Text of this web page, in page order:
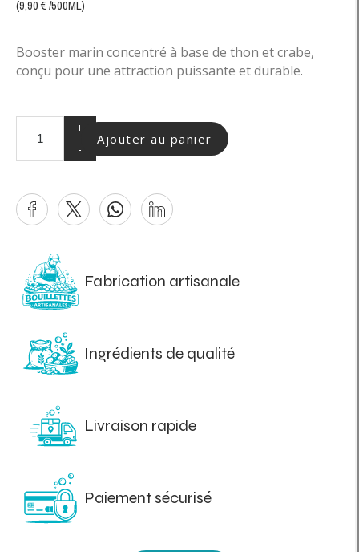
(9,90 € /500ML)
Booster marin concentré à base de thon et crabe,
conçu pour une attraction puissante et durable.
+
-
Ajouter au panier
Fabrication artisanale
Ingrédients de qualité
Livraison rapide
Paiement sécurisé